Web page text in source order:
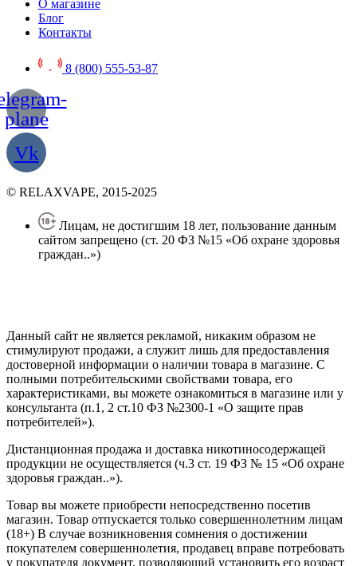
О магазине
Блог
Контакты
8 (800) 555-53-87
plane
Vk
© RELAXVAPE, 2015-2025
Лицам, не достигшим 18 лет, пользование данным
сайтом запрещено (ст. 20 ФЗ №15 «Об охране здоровья
граждан..»)
Данный сайт не является рекламой, никаким образом не
стимулируют продажи, а служит лишь для предоставления
достоверной информации о наличии товара в магазине. С
полными потребительскими свойствами товара, его
характеристиками, вы можете ознакомиться в магазине или у
консультанта (п.1, 2 ст.10 ФЗ №2300-1 «О защите прав
потребителей»).
Дистанционная продажа и доставка никотиносодержащей
продукции не осуществляется (ч.3 ст. 19 ФЗ № 15 «Об охране
здоровья граждан..»).
Товар вы можете приобрести непосредственно посетив
магазин. Товар отпускается только совершеннолетним лицам
(18+) В случае возникновения сомнения о достижении
покупателем совершеннолетия, продавец вправе потребовать
у покупателя документ, позволяющий установить его возраст